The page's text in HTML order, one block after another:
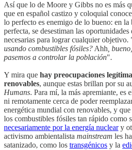
Así que lo de Moore y Gibbs no es más
que en español castizo y coloquial
lo perfecto es enemigo de lo bueno: en la
perfecta, se desestiman las
necesarias para lograr cualquier objetivo.
usando combustibles fósiles?Ahh,
pasemos a controlar la población".
Y mira que hay preocupaciones
renovables, aunque estas brillan por su
Humans. Para mí, la más apremiante, es
ni remotamente cerca de poder
energética mundial con renovables, y
los combustibles fósiles tan rápido como
necesariamente por la energía nucleary
activismo ambientalista mainstream les
satanizado, como los transgénicos y la